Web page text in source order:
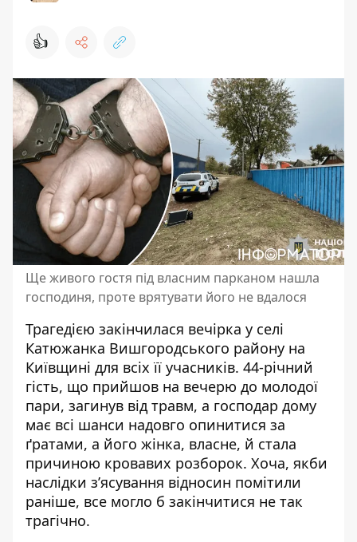
👍
Ще живого гостя під власним парканом нашла
господиня, проте врятувати його не вдалося
Трагедією закінчилася вечірка у селі
Катюжанка Вишгородського району на
Київщині для всіх її учасників. 44-річний
гість, що прийшов на вечерю до молодої
пари, загинув від травм, а господар дому
має всі шанси надовго опинитися за
ґратами, а його жінка, власне, й стала
причиною кровавих розборок. Хоча, якби
наслідки з’ясування відносин помітили
раніше, все могло б закінчитися не так
трагічно.